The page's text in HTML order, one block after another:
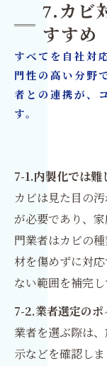
7.カビ
すすめ
すべてを自社対
門性の高い分野
者との連携が、
す。
7-1.内製化では
カビは見た目の
が必要であり、
門業者はカビの
材を傷めずに対
ない範囲を補完し
7-2.業者選定の
業者を選ぶ際は
示などを確認し